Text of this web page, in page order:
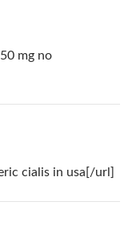
mg no
cialis in usa[/url]